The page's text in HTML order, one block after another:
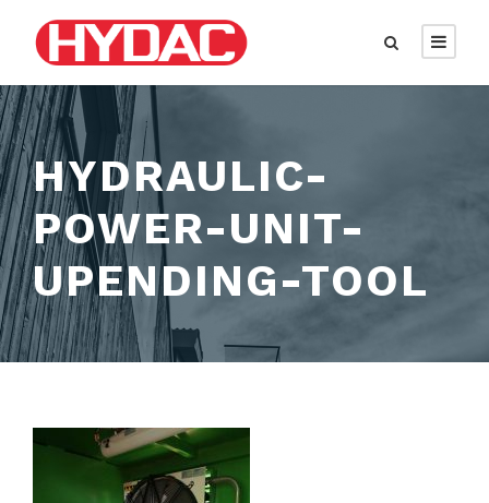
HYDRAULIC-
POWER-UNIT-
UPENDING-TOOL